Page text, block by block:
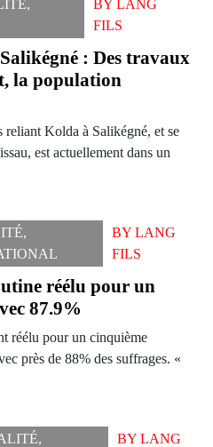
,
BY
LANG
FILS
: Des travaux
la population
reliant Kolda à Salikégné, et se
est actuellement dans un
,
BYLANG
FILS
réélu pour un
87.9%
réélu pour un cinquième
près de 88% des suffrages. «
,
BYLANG